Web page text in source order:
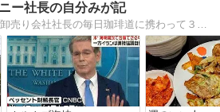
ー社長の自分みが記
コーヒー豆とシロップ卸売り会社社長の毎日珈琲道に携わって３７年、サニーフーヅ社長の日々の行動を綴ったオンオフ日記。